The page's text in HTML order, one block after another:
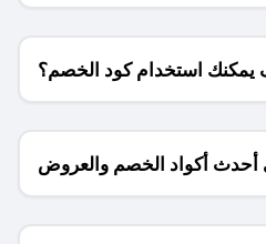
يمكنك استخدام كود الخصم؟
أكواد الخصم والعروض
للمتاجر؟